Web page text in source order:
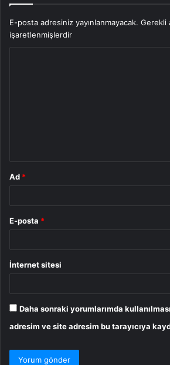
E-posta adresiniz yayınlanmayacak. Gerekli
işaretlenmişlerdir
Ad *
E-posta *
İnternet sitesi
Daha sonraki yorumlarımda
adresim ve site adresim bu tarayıcıya